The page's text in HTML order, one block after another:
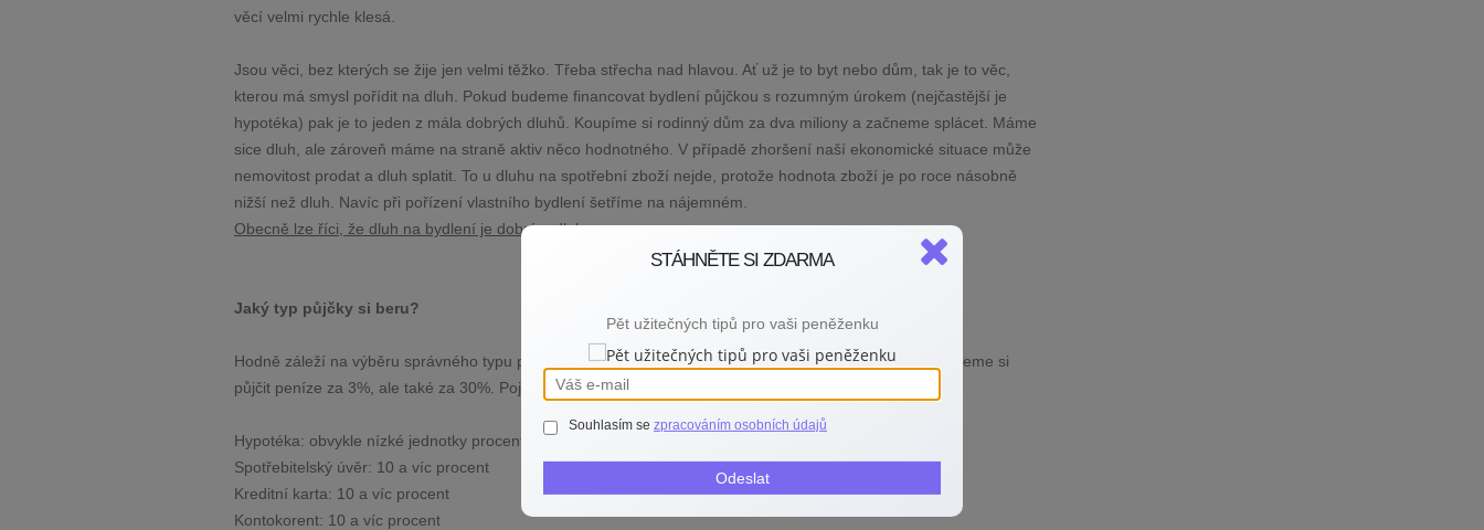
věcí velmi rychle klesá.
Jsou věci, bez kterých se žije jen velmi těžko. Třeba střecha nad hlavou. Ať už je to byt nebo dům, tak je to věc,
kterou má smysl pořídit na dluh. Pokud budeme financovat bydlení půjčkou s rozumným úrokem (nejčastější je
hypotéka) pak je to jeden z mála dobrých dluhů. Koupíme si rodinný dům za dva miliony a začneme splácet. Máme
sice dluh, ale zároveň máme na straně aktiv něco hodnotného. V případě zhoršení naší ekonomické situace může
nemovitost prodat a dluh splatit. To u dluhu na spotřební zboží nejde, protože hodnota zboží je po roce násobně
nižší než dluh. Navíc při pořízení vlastního bydlení šetříme na nájemném.
Obecně lze říci, že dluh na bydlení je dobrým dluhem.
Jaký typ půjčky si beru?
Hodně záleží na výběru správného typu půjčky. Úroková sazba se u jednotlivých produktů velmi liší. Můžeme si
půjčit peníze za 3%, ale také za 30%. Pojďme se tedy podívat, jaké dluhy si dnes můžeme pořídit:
Hypotéka: obvykle nízké jednotky procent
Spotřebitelský úvěr: 10 a víc procent
Kreditní karta: 10 a víc procent
Kontokorent: 10 a víc procent
STÁHNĚTE SI ZDARMA
Pět užitečných tipů pro vaši peněženku
Souhlasím se zpracováním osobních údajů
Odeslat